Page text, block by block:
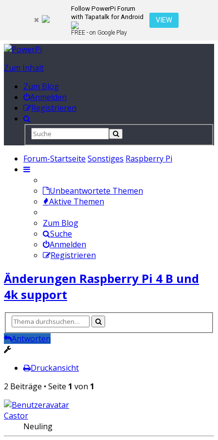
Follow PowerPi Forum
with Tapatalk for Android
FREE - on Google Play
VIEW
Zum Inhalt
Zum Blog
Anmelden
Registrieren
Forum-Startseite Sonstiges Raspberry Pi
Unbeantwortete Themen
Aktive Themen
Zum Blog
Suche
Anmelden
Registrieren
Änderungen Raspberry Pi 4 B und
4k support
Antworten
Druckansicht
2 Beiträge • Seite 1 von 1
Castor
Neuling